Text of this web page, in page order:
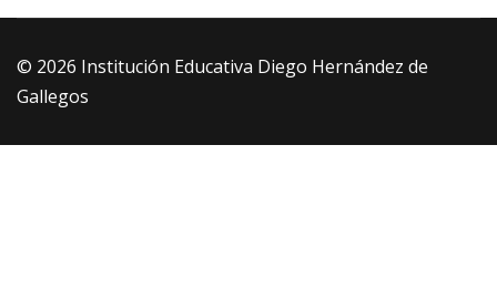
© 2026 Institución Educativa Diego Hernández de
Gallegos